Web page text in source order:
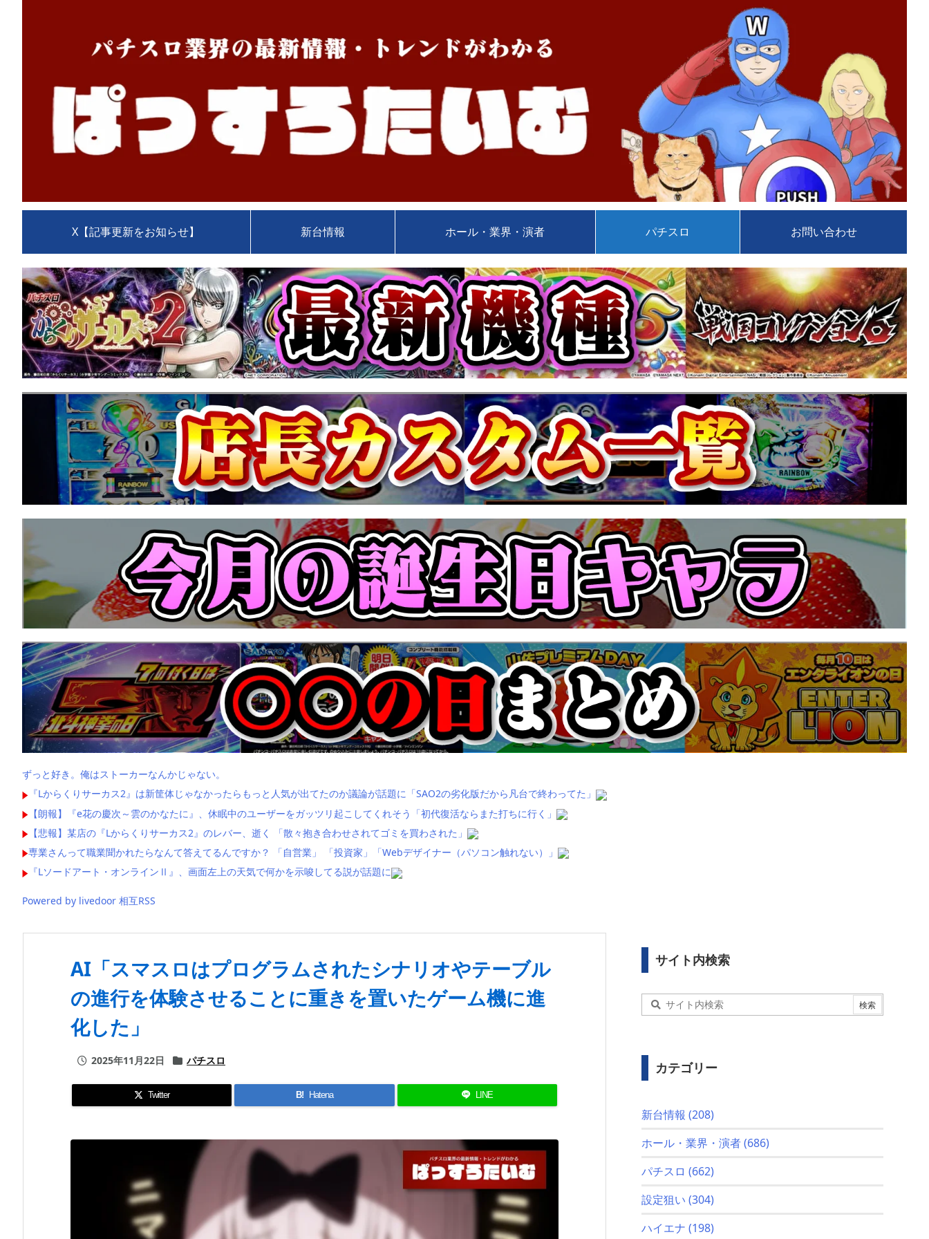
X【記事更新をお知らせ】 新台情報 ホール・業界・演者 パチスロ お問い合わせ
ずっと好き。俺はストーカーなんかじゃない。
『Lからくりサーカス2』は新筐体じゃなかったらもっと人気が出てたのか議論が話題に「SAO2の劣化版だから凡台で終わってた」
【朗報】『e花の慶次～雲のかなたに』、休眠中のユーザーをガッツリ起こしてくれそう「初代復活ならまた打ちに行く」
【悲報】某店の『Lからくりサーカス2』のレバー、逝く 「散々抱き合わせされてゴミを買わされた」
専業さんって職業聞かれたらなんて答えてるんですか？ 「自営業」 「投資家」「Webデザイナー（パソコン触れない）」
『Lソードアート・オンラインⅡ』、画面左上の天気で何かを示唆してる説が話題に
Powered by livedoor 相互RSS
AI「スマスロはプログラムされたシナリオやテーブル
の進行を体験させることに重きを置いたゲーム機に進
化した」
2025年11月22日 パチスロ
Twitter B! Hatena LINE
サイト内検索
カテゴリー
新台情報 (208)
ホール・業界・演者(686)
パチスロ (662)
設定狙い (304)
ハイエナ (198)